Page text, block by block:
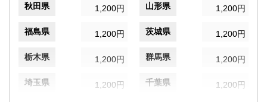
秋田県 1,200円 山形県 1,200円
福島県 1,200円 茨城県 1,200円
栃木県 1,200円 群馬県 1,200円
埼玉県 1,200円 千葉県 1,200円